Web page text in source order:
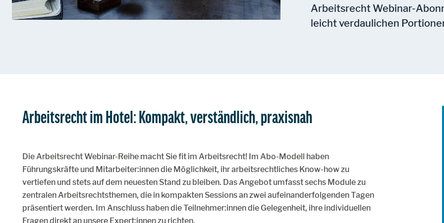
Arbeitsrecht Webinar-
leicht verdaulichen
Arbeitsrecht im Hotel: Kompakt, verständlich, praxisnah
Die Arbeitsrecht Webinar-Reihe macht Sie fit im Arbeitsrecht! Im Abo-Modell haben
Führungskräfte und Mitarbeiter:innen die Möglichkeit, ihr arbeitsrechtliches Know-how zu
vertiefen und stets auf dem neuesten Stand zu bleiben. Das Angebot umfasst sechs Module zu
zentralen Arbeitsrechtsthemen, die in kompakten Sessions an zwei aufeinanderfolgenden Tagen
präsentiert werden. Im Anschluss haben die Teilnehmer:innen die Gelegenheit, ihre individuellen
Fragen direkt an unsere Expert:innen zu richten.